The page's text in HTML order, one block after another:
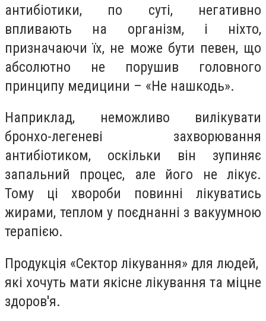
антибіотики, по суті, негативно
впливають на організм, і ніхто,
призначаючи їх, не може бути певен, що
абсолютно не порушив головного
принципу медицини – «Не нашкодь».
Наприклад, неможливо вилікувати
бронхо-легеневі захворювання
антибіотиком, оскільки він зупиняє
запальний процес, але його не лікує.
Тому ці хвороби повинні лікуватись
жирами, теплом у поєднанні з вакуумною
терапією.
Продукція «Сектор лікування» для людей,
які хочуть мати якісне лікування та міцне
здоров'я.